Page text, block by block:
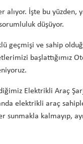
İşte bu yüzden,
düşüyor.
geçmişi ve sahip
başlattığımız
Elektrikli Araç
elektrikli araç
sunmakla kalmayıp,